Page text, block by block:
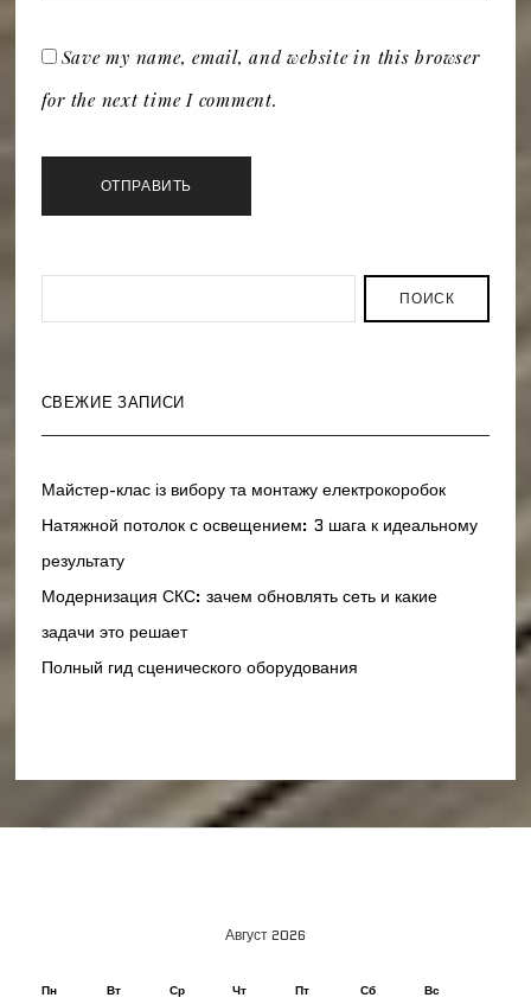
Save my name, email, and website in this browser
for the next time I comment.
ПОИСК
СВЕЖИЕ ЗАПИСИ
Майстер-клас із вибору та монтажу електрокоробок
Натяжной потолок с освещением: 3 шага к идеальному
результату
Модернизация СКС: зачем обновлять сеть и какие
задачи это решает
Полный гид сценического оборудования
Август 2026
Пн Вт Ср Чт Пт Сб Вс